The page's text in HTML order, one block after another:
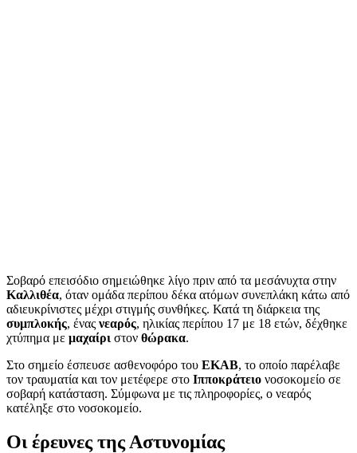
Σοβαρό επεισόδιο σημειώθηκε λίγο πριν από τα μεσάνυχτα στην
Καλλιθέα, όταν ομάδα περίπου δέκα ατόμων συνεπλάκη κάτω από
αδιευκρίνιστες μέχρι στιγμής συνθήκες. Κατά τη διάρκεια της
συμπλοκής, ένας νεαρός, ηλικίας περίπου 17 με 18 ετών, δέχθηκε
χτύπημα με μαχαίρι στον θώρακα.
Στο σημείο έσπευσε ασθενοφόρο του ΕΚΑΒ, το οποίο παρέλαβε
τον τραυματία και τον μετέφερε στο Ιπποκράτειο νοσοκομείο σε
σοβαρή κατάσταση. Σύμφωνα με τις πληροφορίες, ο νεαρός
κατέληξε στο νοσοκομείο.
Οι έρευνες της Αστυνομίας